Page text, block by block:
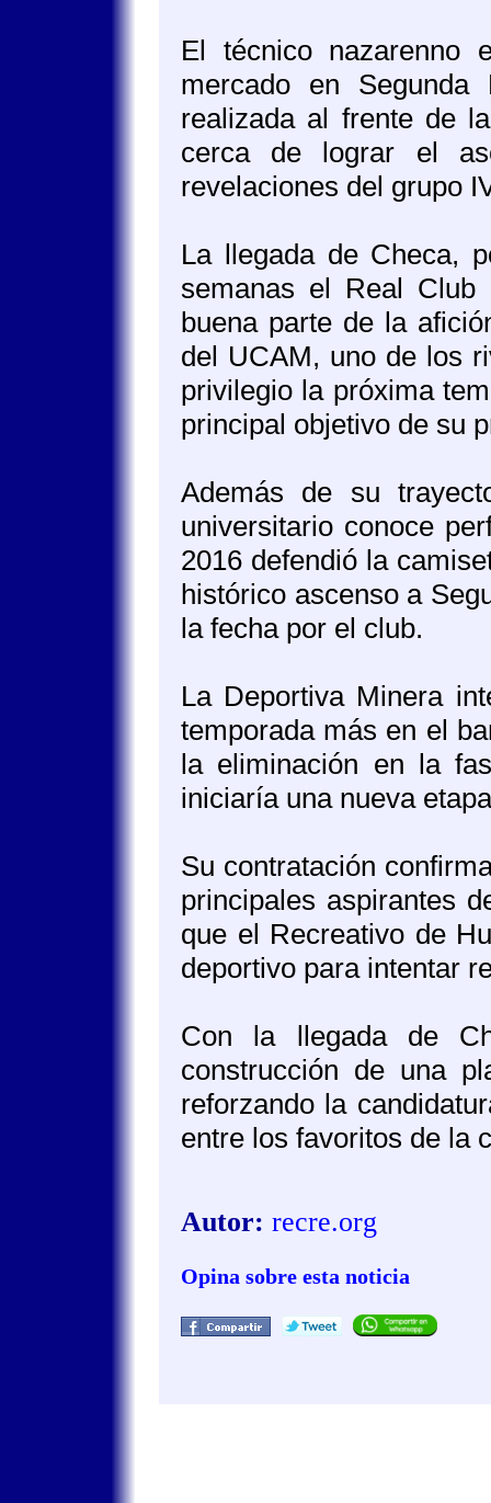
El técnico nazarenno
mercado en Segunda
realizada al frente de
cerca de lograr el
revelaciones del grupo
La llegada de Checa,
semanas el Real
buena parte de la
del UCAM, uno de los
privilegio la próxima
principal objetivo de su
Además de su
universitario conoce
2016 defendió la
histórico ascenso a
la fecha por el club.
La Deportiva Minera
temporada más en el
la eliminación en la
iniciaría una nueva
Su contratación
principales aspirantes
que el Recreativo de
deportivo para intentar
Con la llegada de
construcción de una
reforzando la
entre los favoritos de la
Autor: recre.org
Opina sobre esta noticia